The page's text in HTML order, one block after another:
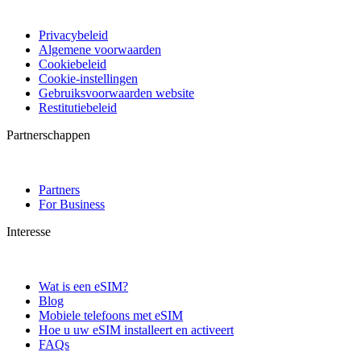
Privacybeleid
Algemene voorwaarden
Cookiebeleid
Cookie-instellingen
Gebruiksvoorwaarden website
Restitutiebeleid
Partnerschappen
Partners
For Business
Interesse
Wat is een eSIM?
Blog
Mobiele telefoons met eSIM
Hoe u uw eSIM installeert en activeert
FAQs